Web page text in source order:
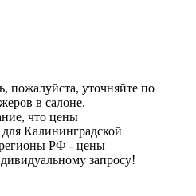
пожалуйста, уточняйте по
в салоне.
что цены
Калининградской
регионы РФ - цены
запросу!